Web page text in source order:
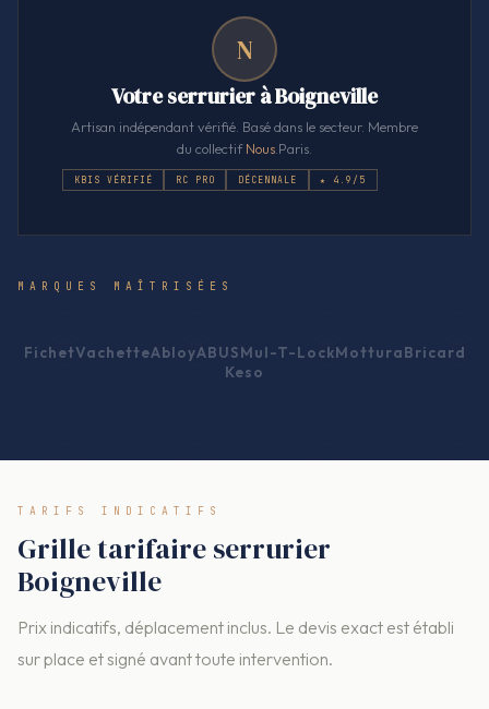
N
Votre serrurier à Boigneville
Artisan indépendant vérifié. Basé dans le secteur. Membre
du collectifNous .Paris.
KBIS VÉRIFIÉ RC PRO DÉCENNALE ★ 4.9/5
MARQUES MAÎTRISÉES
FichetVachetteAbloyABUSMul-T-LockMotturaBricard
Keso
TARIFS INDICATIFS
Grille tarifaire serrurier
Boigneville
Prix indicatifs, déplacement inclus. Le devis exact est établi
sur place et signé avant toute intervention.